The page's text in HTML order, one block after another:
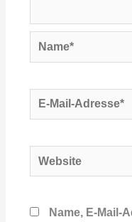
Name*
E-
Mail-
Website
Name, E-Mail-